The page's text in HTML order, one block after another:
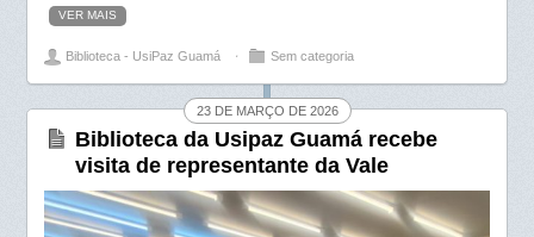
c
e
o
o
k
t
A
p
p
e
VER MAIS
Biblioteca - UsiPaz Guamá ⋅ Sem categoria
23 DE MARÇO DE 2026
Biblioteca da Usipaz Guamá recebe
visita de representante da Vale